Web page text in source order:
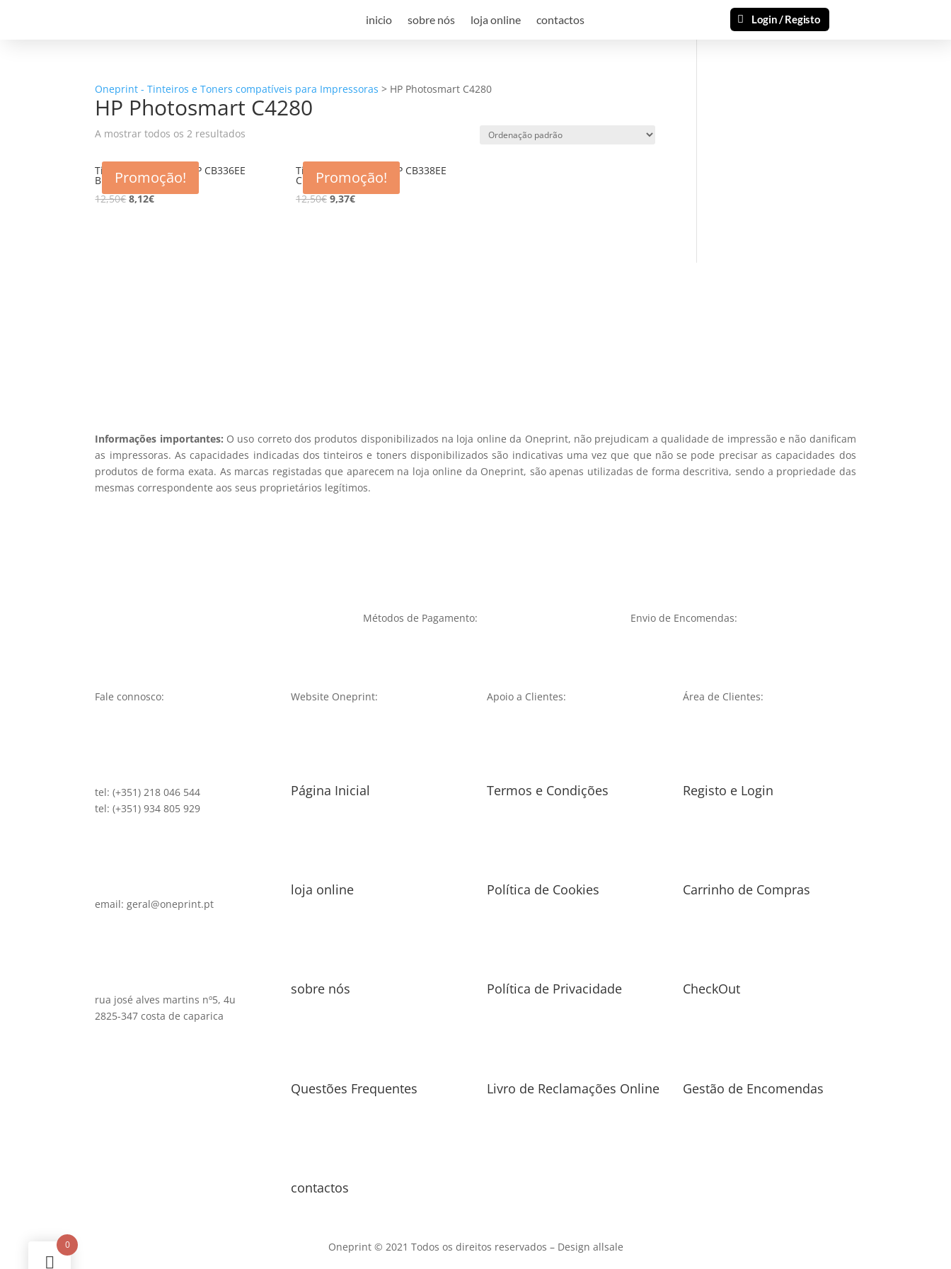
inicio sobre nós loja online contactos Login / Registo
Oneprint - Tinteiros e Toners compatíveis para Impressoras > HP Photosmart C4280
HP Photosmart C4280
A mostrar todos os 2 resultados
Promoção!
Tinteiro compativel HP CB336EE
BK (350XL)
12,50€ 8,12€
Promoção!
Tinteiro compativel HP CB338EE
CL (351XL)
12,50€ 9,37€
Informações importantes: O uso correto dos produtos disponibilizados na loja online da Oneprint, não prejudicam a qualidade de impressão e não danificam
as impressoras. As capacidades indicadas dos tinteiros e toners disponibilizados são indicativas uma vez que que não se pode precisar as capacidades dos
produtos de forma exata. As marcas registadas que aparecem na loja online da Oneprint, são apenas utilizadas de forma descritiva, sendo a propriedade das
mesmas correspondente aos seus proprietários legítimos.
Métodos de Pagamento: Envio de Encomendas:
Fale connosco:
tel: (+351) 218 046 544
tel: (+351) 934 805 929
email: geral@oneprint.pt
rua josé alves martins nº5, 4u
2825-347 costa de caparica
Website Oneprint:
Página Inicial
loja online
sobre nós
Questões Frequentes
contactos
Apoio a Clientes:
Termos e Condições
Política de Cookies
Política de Privacidade
Livro de Reclamações Online
Área de Clientes:
Registo e Login
Carrinho de Compras
CheckOut
Gestão de Encomendas
Oneprint © 2021 Todos os direitos reservados – Design allsale
0